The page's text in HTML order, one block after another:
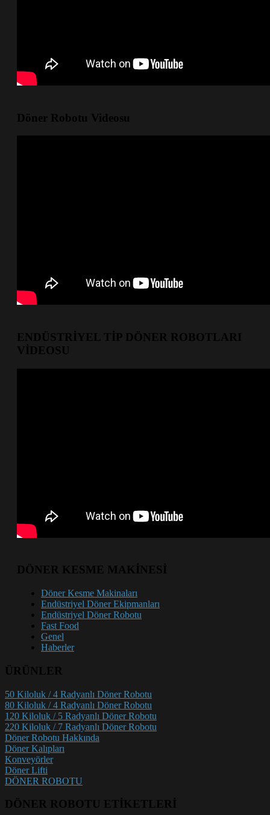
Döner Robotu Videosu
ENDÜSTRİYEL TİP DÖNER ROBOTLARI
VİDEOSU
DÖNER KESME MAKİNESİ
Döner Kesme Makinaları
Endüstriyel Döner Ekipmanları
Endüstriyel Döner Robotu
Fast Food
Genel
Haberler
ÜRÜNLER
50 Kiloluk / 4 Radyanlı Döner Robotu
80 Kiloluk / 4 Radyanlı Döner Robotu
120 Kiloluk / 5 Radyanlı Döner Robotu
220 Kiloluk / 7 Radyanlı Döner Robotu
Döner Robotu Hakkında
Döner Kalıpları
Konveyörler
Döner Lifti
DÖNER ROBOTU
DÖNER ROBOTU ETİKETLERİ